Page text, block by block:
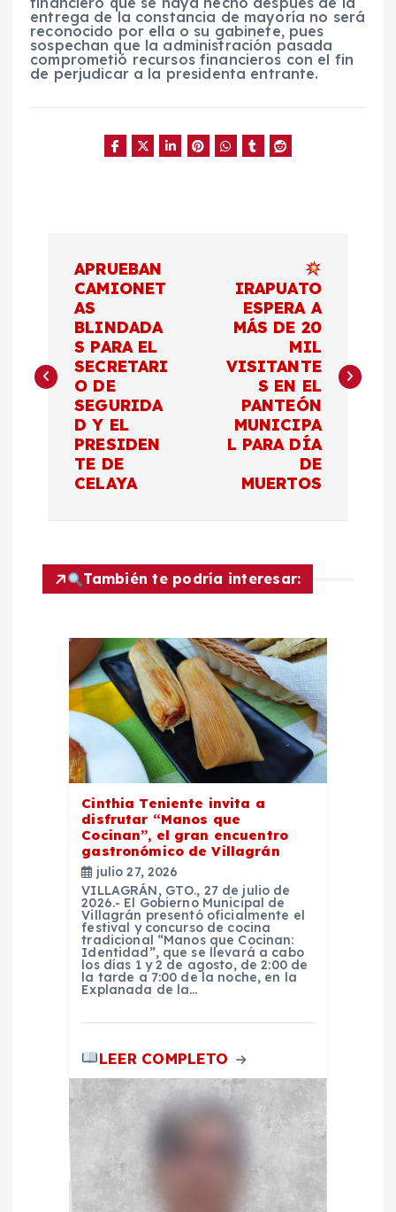
entrega de la constancia de mayoría no será
reconocido por ella o su gabinete, pues
sospechan que la administración pasada
comprometió recursos financieros con el fin
de perjudicar a la presidenta entrante.
e
ó
APRUEBAN
CAMIONET
AS
BLINDADA
S PARA EL
SECRETARI
O DE
SEGURIDA
D Y EL
PRESIDEN
TE DE
CELAYA
IRAPUATO
ESPERA A
MÁS DE 20
MIL
VISITANTE
S EN EL
PANTEÓN
MUNICIPA
L PARA DÍA
DE
MUERTOS
También te podría interesar:
Cinthia Teniente invita a
disfrutar “Manos que
Cocinan”, el gran encuentro
gastronómico de Villagrán
julio 27, 2026
VILLAGRÁN, GTO., 27 de julio de
2026.- El Gobierno Municipal de
Villagrán presentó oficialmente el
festival y concurso de cocina
tradicional “Manos que Cocinan:
Identidad”, que se llevará a cabo
los días 1 y 2 de agosto, de 2:00 de
la tarde a 7:00 de la noche, en la
Explanada de la…
LEER COMPLETO